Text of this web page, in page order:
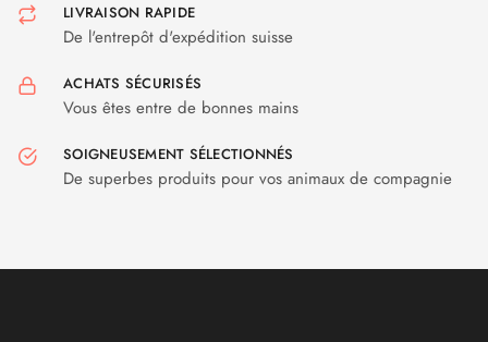
LIVRAISON RAPIDE
De l'entrepôt d'expédition suisse
ACHATS SÉCURISÉS
Vous êtes entre de bonnes mains
SOIGNEUSEMENT SÉLECTIONNÉS
De superbes produits pour vos animaux de compagnie